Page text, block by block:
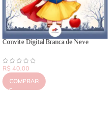
Convite Digital Branca de Neve
R$ 40,00
COMPRAR